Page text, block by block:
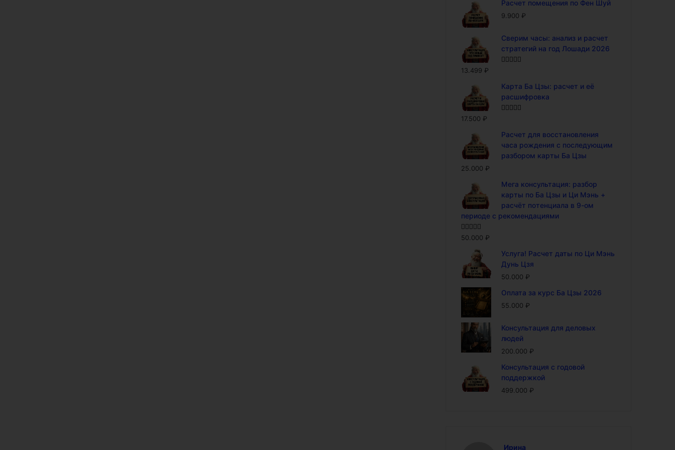
Расчет помещения по Фен Шуй
9.900 ₽
Сверим часы: анализ и расчет
стратегий на год Лошади 2026
13.499 ₽
Карта Ба Цзы: расчет и её
расшифровка
17.500 ₽
Расчет для восстановления
часа рождения с последующим
разбором карты Ба Цзы
25.000 ₽
Мега консультация: разбор
карты по Ба Цзы и Ци Мэнь +
расчёт потенциала в 9-ом
периоде с рекомендациями
Оценка 5.00
50.000 ₽
Услуга! Расчет даты по Ци Мэнь
Дунь Цзя
50.000 ₽
Оплата за курс Ба Цзы 2026
55.000 ₽
Консультация для деловых
людей
200.000 ₽
Консультация с годовой
поддержкой
499.000 ₽
Ирина